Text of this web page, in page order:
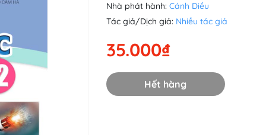
Nhà phát hành: Cánh Diều
Tác giả/Dịch giả: Nhiều tác giả
35.000₫
Hết hàng